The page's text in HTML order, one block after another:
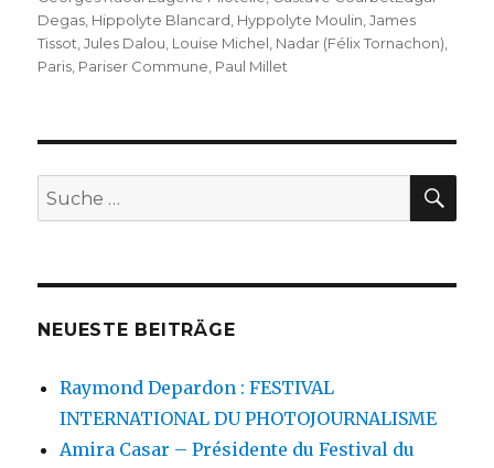
Degas, Hippolyte Blancard, Hyppolyte Moulin,James
Tissot,Jules Dalou, Louise Michel, Nadar (Félix Tornachon),
Paris, Pariser Commune, Paul Millet
Suche
nach:
NEUESTE BEITRÄGE
Raymond Depardon : FESTIVAL
INTERNATIONAL DU PHOTOJOURNALISME
Amira Casar – Présidente du Festival du